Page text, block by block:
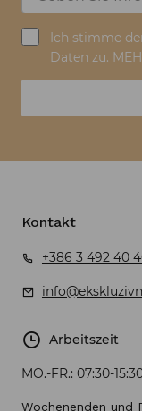
Ich stimme
Daten zu.
Kontakt
+386 3 492 40
Arbeitszeit
MO.-FR.: 07:30-
Wochenenden und